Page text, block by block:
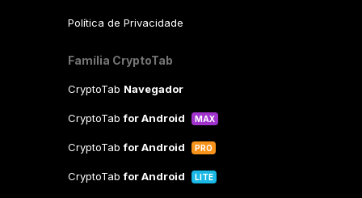
Política de Privacidade
Família CryptoTab
CryptoTab Navegador
CryptoTabfor Android MAX
CryptoTabfor Android PRO
CryptoTabfor Android LITE